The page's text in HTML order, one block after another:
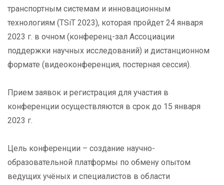
транспортным системам и инновационным
технологиям (TSiT 2023), которая пройдет 24 января
2023 г. в очном (конференц-зал Ассоциации
поддержки научных исследований) и дистанционном
формате (видеоконференция, постерная сессия).
Прием заявок и регистрация для участия в
конференции осуществляются в срок до 15 января
2023 г.
Цель конференции – создание научно-
образовательной платформы по обмену опытом
ведущих учёных и специалистов в области